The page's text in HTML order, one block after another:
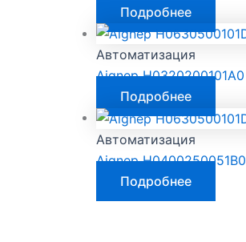
Подробнее
Автоматизация
Aignep H0320200101A0
Подробнее
Автоматизация
Aignep H0400250051B0
Подробнее